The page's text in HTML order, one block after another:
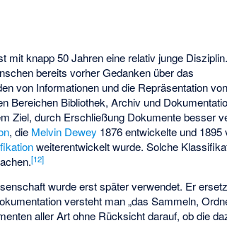
mit knapp 50 Jahren eine relativ junge Disziplin.
bereits vorher Gedanken über das
von Informationen und die Repräsentation von
Bereichen Bibliothek, Archiv und
Ziel, durch Erschließung Dokumente besser
, die Melvin Dewey 1876 entwickelte und 1895
weiterentwickelt wurde. Solche
[12]
wurde erst später verwendet. Er
versteht man „das Sammeln,
aller Art ohne Rücksicht darauf, ob die